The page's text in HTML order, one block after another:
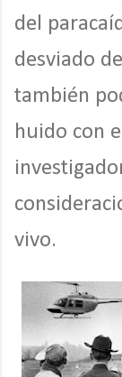
del
desviado
también
huido con
vivo.